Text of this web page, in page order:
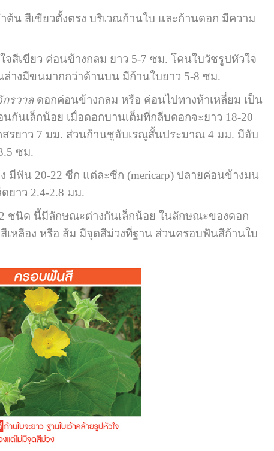
น สีเขียวตั้งตรง บริเวณก้านใบ และก้านดอก มีความ
เขียว ค่อนข้างกลม ยาว 5-7 ซม. โคนใบวัชรูปหัวใจ
างมีขนมากกว่าด้านบน มีก้านใบยาว 5-8 ซม.
รวาล ดอกค่อนข้างกลม หรือ ค่อนไปทางห้าเหลี่ยม เป็น
กันเล็กน้อย เมื่อดอกบานเต็มที่กลีบดอกจะยาว 18-20
รยาว 7 มม. ส่วนก้านชูอับเรณูสั้นประมาณ 4 มม. มีอับ
ซม.
น 20-22 ซีก แต่ละซีก (mericarp) ปลายค่อนข้างมน
าว 2.4-2.8 มม.
ชนิด นี้มีลักษณะต่างกันเล็กน้อย ในลักษณะของดอก
หลือง หรือ ส้ม มีจุดสีม่วงที่ฐาน ส่วนครอบฟันสีก้านใบ